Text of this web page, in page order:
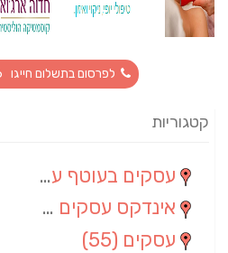
לפרסום בתשלום חייגו 077-9967476
קטגוריות
עסקים בעוטף עזה
אינדקס עסקים מרחבי
עסקים (55)